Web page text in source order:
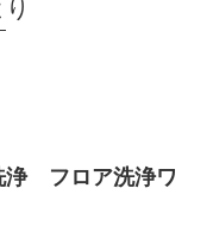
フロア洗浄ワ